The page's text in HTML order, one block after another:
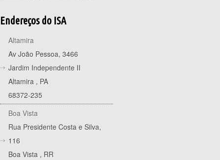
Endereços do ISA
Altamira
Av João Pessoa, 3466
Jardim Independente II
Altamira , PA
68372-235
Boa Vista
Rua Presidente Costa e Silva,
116
Boa Vista , RR